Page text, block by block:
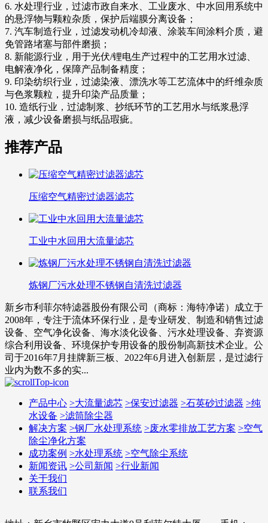
6. 水处理行业，过滤市政自来水、工业废水、中水回用系统中
的悬浮物与颗粒杂质，保护后端膜分离设备；
7. 汽车制造行业，过滤发动机冷却液、涂装车间涂料介质，避
免管路堵塞与部件磨损；
8. 新能源行业，用于光伏/锂电生产过程中的工艺用水过滤、
电解液净化，保障产品制备精度；
9. 印染纺织行业，过滤染液、漂洗水等工艺流体中的纤维杂质
与色浆颗粒，提升印染产品质量；
10. 造纸行业，过滤制浆、抄纸环节的工艺用水与纸浆悬浮
液，减少设备磨损与纸品瑕疵。
推荐产品
压缩空气精密过滤器滤芯
工业中水回用大流量滤芯
炼钢厂污水处理不锈钢自清洗过滤器
新乡市利菲尔特滤器股份有限公司（商标：海特净诺）成立于
2008年，专注于流体环保行业，是专业研发、制造和销售过滤
设备、空气净化设备、海水淡化设备、污水处理设备、弃资源
综合利用设备、环境保护专用设备的股份制高新技术企业。公
司于2016年7月挂牌新三板、2022年6月进入创新层，是过滤行
业内为数不多的实...
产品中心 >大流量滤芯 >保安过滤器 >石英砂过滤器 >纯
水设备 >滤筒除尘器
解决方案 >钢厂水处理系统 >废水零排放工艺方案 >空气
除尘净化方案
成功案例 >水处理系统 >空气除尘系统
新闻资讯 >公司新闻 >行业新闻
关于我们
联系我们